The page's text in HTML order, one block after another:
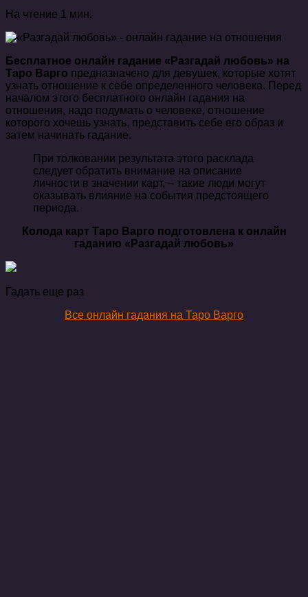
На чтение 1 мин.
Бесплатное онлайн гадание «Разгадай любовь» на
Таро Варго предназначено для девушек, которые хотят
узнать отношение к себе определенного человека. Перед
началом этого бесплатного онлайн гадания на
отношения, надо подумать о человеке, отношение
которого хочешь узнать, представить себе его образ и
затем начинать гадание.
При толковании результата этого расклада
следует обратить внимание на описание
личности в значении карт, – такие люди могут
оказывать влияние на события предстоящего
периода.
Колода карт Таро Варго подготовлена к онлайн
гаданию «Разгадай любовь»
Гадать еще раз
Все онлайн гадания на Таро Варго